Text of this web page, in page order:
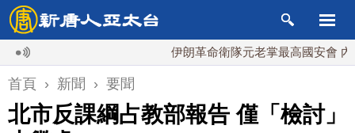
伊朗革命衛隊元老掌最高國安會 內鬥升
首頁 › 新聞 › 要聞
北市反課綱占教部報告 僅「檢討」